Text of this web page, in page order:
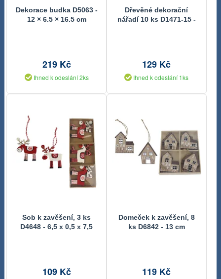
Dekorace budka D5063 -
12 × 6.5 × 16.5 cm
219 Kč
Ihned k odeslání 2ks
Dřevěné dekorační
nářadí 10 ks D1471-15 -
129 Kč
Ihned k odeslání 1ks
Sob k zavěšení, 3 ks
D4648 - 6,5 x 0,5 x 7,5
109 Kč
Domeček k zavěšení, 8
ks D6842 - 13 cm
119 Kč